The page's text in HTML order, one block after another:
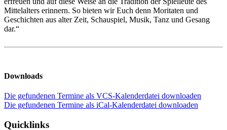
Mittelalters erinnern. So bieten wir Euch denn Moritaten und
Geschichten aus alter Zeit, Schauspiel, Musik, Tanz und Gesang
dar.“
Downloads
Die gefundenen Termine als VCS-Kalenderdatei downloaden
Die gefundenen Termine als iCal-Kalenderdatei downloaden
Quicklinks